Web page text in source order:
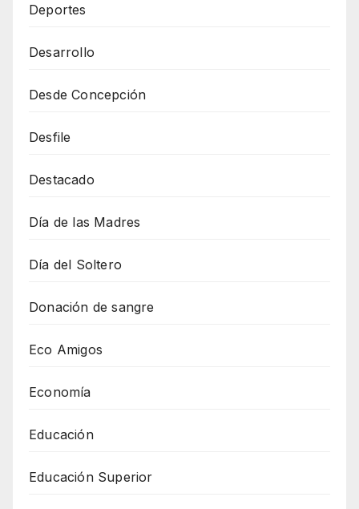
Deportes
Desarrollo
Desde Concepción
Desfile
Destacado
Día de las Madres
Día del Soltero
Donación de sangre
Eco Amigos
Economía
Educación
Educación Superior